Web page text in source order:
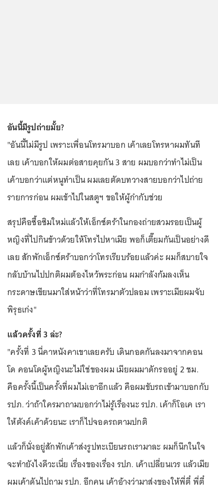
อันนี้มีรูปถ่ายมั้ย?
"อันนี้ไม่มีรูป เพราะเพื่อนโทรมาบอก เค้าเลยโทรหาผมทันที
เลย เค้าบอกให้ผมต่อสายคุยกัน 3 สาย ผมบอกว่าทำไม่เป็น
เค้าบอกว่าแต่หนูทำเป็น ผมเลยตัดบทวางสายบอกว่าไปถ่าย
รายการก่อน ผมเข้าไปในสตูฯ ขอให้ผู้กำกับช่วย
สรุปคือซื้อซิมใหม่แล้วให้เอ็กซ์ตร้าในกองถ่ายสวมรอยเป็นผู้
หญิงที่ไปกินข้าวด้วยให้โทรไปหาเมีย พอก็เตี๊ยมกันเป็นอย่างดี
เลย สักพักเอ็กซ์ตร้าบอกว่าโทรเรียบร้อยแล้วค่ะ ผมก็สบายใจ
กลับบ้านไปปกติผมต้องไหว้พระก่อน ผมกำลังก้มลงเห็น
กระดาษเขียนมาใส่หน้าว่าที่โทรมาตัวปลอม เพราะเมียผมจับ
พิรุธเก่ง"
แล้วครั้งที่ 3 ล่ะ?
"ครั้งที่ 3 นี่คาหนังคาเขาเลยครับ เดินกอดกันลงมาจากคอน
โด คอนโดผู้หญิงนะไม่ใช่ของผม เมียผมมาดักรออยู่ 2 ชม.
คือครั้งนี้เป็นครั้งที่ผมไม่เอาอีกแล้ว คือผมขับรถเข้ามาบอกกับ
รปภ. ว่าถ้าใครมาถามบอกว่าไม่รู้เรื่องนะ รปภ. เค้าก็โอเค เรา
ให้ตังค์เค้าด้วยนะ เราก็ไปจอดรถตามปกติ
แล้วก็นั่งอยู่สักพักเค้าส่งรูปทะเบียนรถเรามาละ ผมก็นึกในใจ
จะทำยังไงดีวะเนี่ย เรื่องของเรื่อง รปภ. เค้าเปลี่ยนเวร แล้วเมีย
ผมเค้าดันไปถาม รปภ. อีกคน เค้าอ้างว่ามาส่งของให้พี่ตี๋ พี่ตี๋